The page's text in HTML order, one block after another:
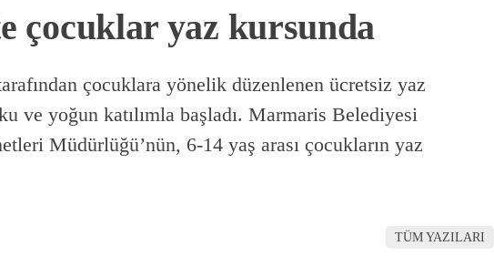
çocuklar yaz kursunda
çocuklara yönelik düzenlenen ücretsiz yaz
ve yoğun katılımla başladı. Marmaris Belediyesi
Müdürlüğü’nün, 6-14 yaş arası çocukların yaz
TÜM YAZILARI